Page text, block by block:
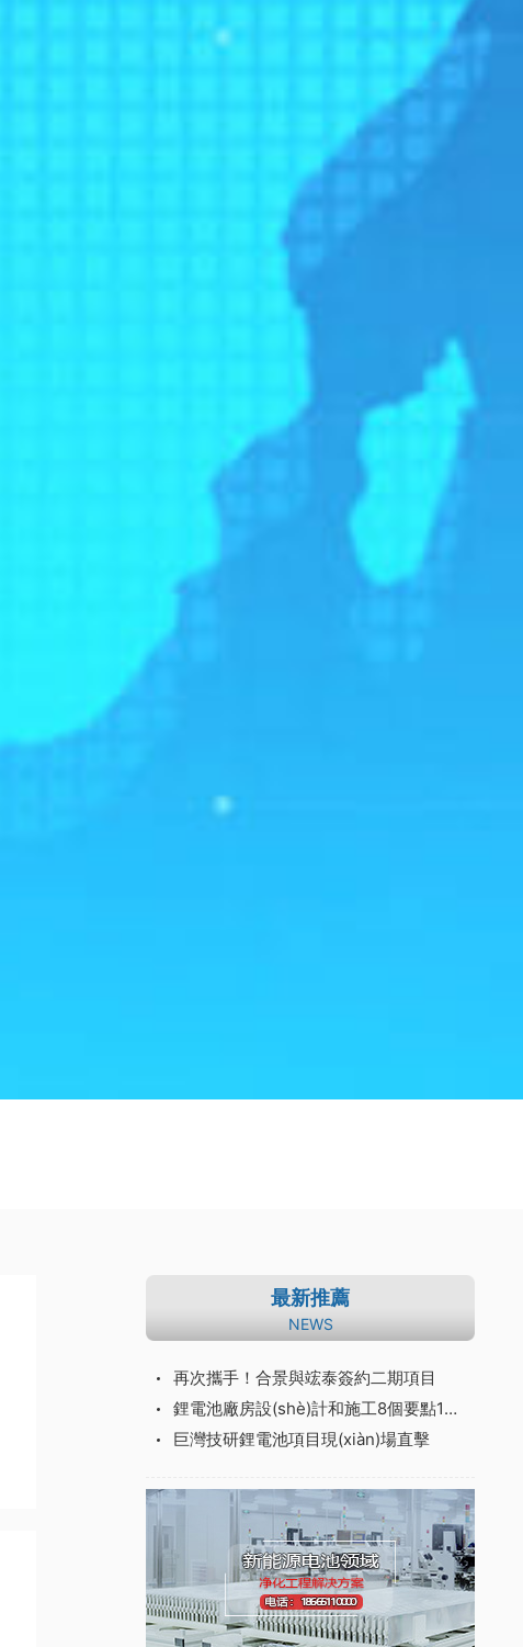
最新推薦
NEWS
再次攜手！合景與竤泰簽約二期項目
鋰電池廠房設(shè)計和施工8個要點1個總結(jié)建設(shè)方案
巨灣技研鋰電池項目現(xiàn)場直擊